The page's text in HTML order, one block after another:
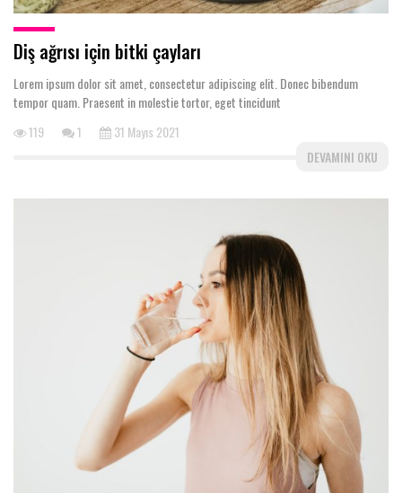
Diş ağrısı için bitki çayları
Lorem ipsum dolor sit amet, consectetur adipiscing elit. Donec bibendum
tempor quam. Praesent in molestie tortor, eget tincidunt
119
1
31 Mayıs 2021
DEVAMINI OKU